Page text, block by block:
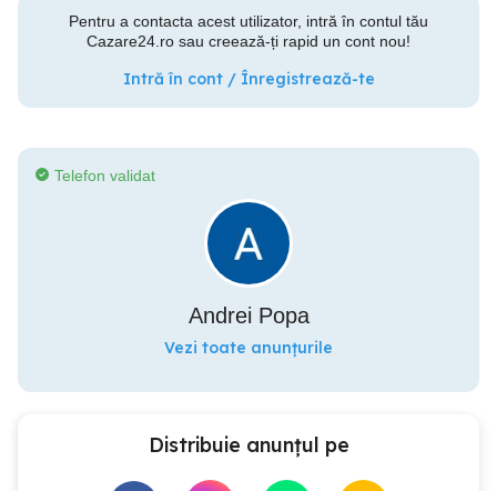
Pentru a contacta acest utilizator, intră în contul tău
Cazare24.ro sau creează-ți rapid un cont nou!
Intră în cont / Înregistrează-te
Telefon validat
Andrei Popa
Vezi toate anunțurile
Distribuie anunțul pe